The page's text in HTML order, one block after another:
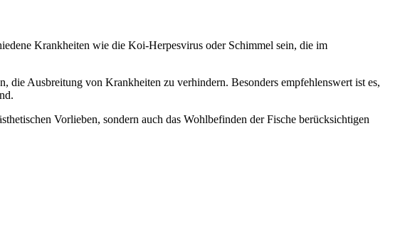
Krankheiten wie die Koi-Herpesvirus oder Schimmel sein, die im
die Ausbreitung von Krankheiten zu verhindern. Besonders empfehlenswert ist es,
Vorlieben, sondern auch das Wohlbefinden der Fische berücksichtigen